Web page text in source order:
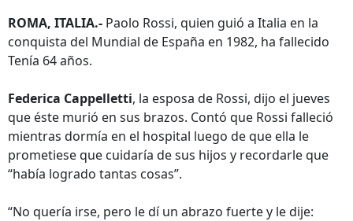
ROMA, ITALIA.- Paolo Rossi, quien guió a Italia en la
conquista del Mundial de España en 1982, ha fallecido
Tenía 64 años.
Federica Cappelletti, la esposa de Rossi, dijo el jueves
que éste murió en sus brazos. Contó que Rossi falleció
mientras dormía en el hospital luego de que ella le
prometiese que cuidaría de sus hijos y recordarle que
“había logrado tantas cosas”.
“No quería irse, pero le dí un abrazo fuerte y le dije: